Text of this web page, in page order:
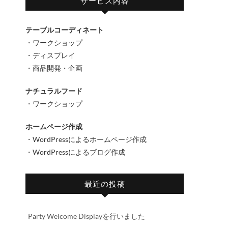
テーブルコーディネート
・ワークショップ
・ディスプレイ
・商品開発・企画
ナチュラルフード
・ワークショップ
ホームページ作成
・WordPressによるホームページ作成
・WordPressによるブログ作成
最近の投稿
Party Welcome Displayを行いました